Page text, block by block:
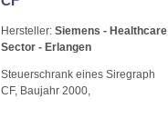
Hersteller: Siemens - Healthcare
Sector - Erlangen
Steuerschrank eines Siregraph
CF, Baujahr 2000,